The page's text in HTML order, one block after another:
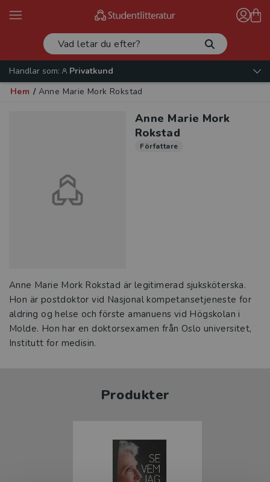
Handlar som:
Privatkund
Hem / Anne Marie Mork Rokstad
Anne Marie Mork
Rokstad
Författare
Anne Marie Mork Rokstad är legitimerad sjuksköterska.
Hon är postdoktor vid Nasjonal kompetansetjeneste for
aldring og helse och förste amanuens vid Högskolan i
Molde. Hon har en doktorsexamen från Oslo universitet,
Institutt for medisin.
Produkter